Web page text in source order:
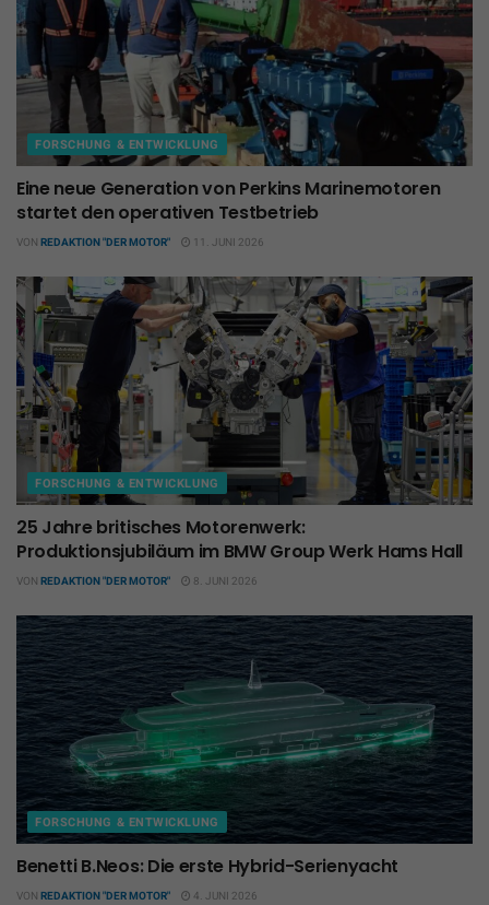
FORSCHUNG & ENTWICKLUNG
Eine neue Generation von Perkins Marinemotoren
startet den operativen Testbetrieb
VON REDAKTION "DER MOTOR" 11. JUNI 2026
FORSCHUNG & ENTWICKLUNG
25 Jahre britisches Motorenwerk:
Produktionsjubiläum im BMW Group Werk Hams Hall
VON REDAKTION "DER MOTOR" 8. JUNI 2026
FORSCHUNG & ENTWICKLUNG
Benetti B.Neos: Die erste Hybrid-Serienyacht
VON REDAKTION "DER MOTOR" 4. JUNI 2026